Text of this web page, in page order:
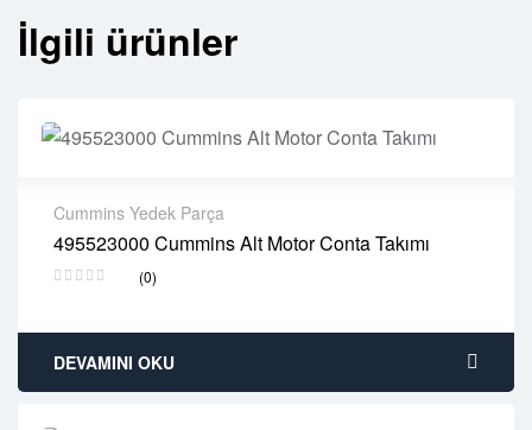
İlgili ürünler
Cummins Yedek Parça
495523000 Cummins Alt Motor Conta Takımı
(0)
2 years warranty
Delivery time: 1-2 business days
DEVAMINI OKU